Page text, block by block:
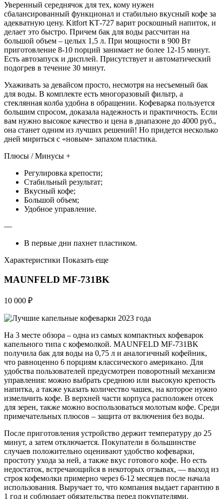
Уверенный середнячок для тех, кому нужен
сбалансированный функционал и стабильно вкусный кофе за
адекватную цену. Kitfort КТ-727 варит роскошный напиток, и
делает это быстро. Причем бак для воды рассчитан на
большой объем – целых 1,5 л. При мощности в 900 Вт
приготовление 8-10 порций занимает не более 12-15 минут.
Есть автозапуск и дисплей. Присутствует и автоматический
подогрев в течение 30 минут.
Ухаживать за девайсом просто, несмотря на несъемный бак
для воды. В комплекте есть многоразовый фильтр, а
стеклянная колба удобна в обращении. Кофеварка пользуется
большим спросом, доказала надежность и практичность. Если
вам нужно высокое качество и цена в диапазоне до 4000 руб.,
она станет одним из лучших решений! Но придется несколько
дней мириться с «новым» запахом пластика.
Плюсы / Минусы +
Регулировка крепости;
Стабильный результат;
Вкусный кофе;
Большой объем;
Удобное управление.
—
В первые дни пахнет пластиком.
Характеристики Показать еще
MAUNFELD MF-731BK
10 000 ₽
На 3 месте обзора – одна из самых компактных кофеварок
капельного типа с кофемолкой. MAUNFELD MF-731BK
получила бак для воды на 0,75 л и аналогичный кофейник,
что равноценно 6 порциям классического американо. Для
удобства пользователей предусмотрен поворотный механизм
управления: можно выбрать среднюю или высокую крепость
напитка, а также указать количество чашек, на которое нужно
измельчить кофе. В верхней части корпуса расположен отсек
для зерен, также можно воспользоваться молотым кофе. Среди
примечательных плюсов – защита от включения без воды.
После приготовления устройство держит температуру до 25
минут, а затем отключается. Покупатели в большинстве
случаев положительно оценивают удобство кофеварки,
простоту ухода за ней, а также вкус готового кофе. Но есть
недостаток, встречающийся в некоторых отзывах, — выход из
строя кофемолки примерно через 6-12 месяцев после начала
использования. Выручает то, что компания выдает гарантию в
1 год и соблюдает обязательства перед покупателями.